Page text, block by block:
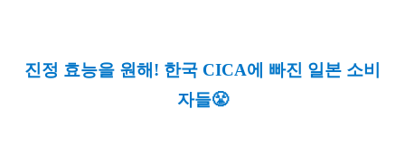
진정 효능을 원해! 한국 CICA에 빠진 일본 소비
자들😤